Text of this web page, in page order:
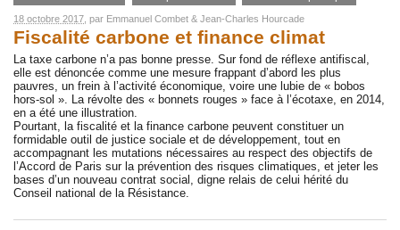
18 octobre 2017 , par Emmanuel Combet & Jean-Charles Hourcade
Fiscalité carbone et finance climat
La taxe carbone n’a pas bonne presse. Sur fond de réflexe antifiscal,
elle est dénoncée comme une mesure frappant d’abord les plus
pauvres, un frein à l’activité économique, voire une lubie de « bobos
hors-sol ». La révolte des « bonnets rouges » face à l’écotaxe, en 2014,
en a été une illustration.
Pourtant, la fiscalité et la finance carbone peuvent constituer un
formidable outil de justice sociale et de développement, tout en
accompagnant les mutations nécessaires au respect des objectifs de
l’Accord de Paris sur la prévention des risques climatiques, et jeter les
bases d’un nouveau contrat social, digne relais de celui hérité du
Conseil national de la Résistance.